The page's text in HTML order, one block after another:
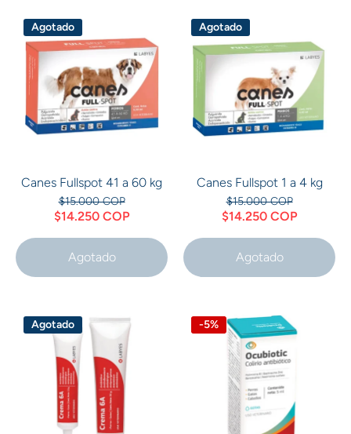
Agotado
Canes Fullspot 41 a 60 kg
$15.000 COP
$14.250 COP
Agotado
Agotado
Canes Fullspot 1 a 4 kg
$15.000 COP
$14.250 COP
Agotado
Agotado -5%